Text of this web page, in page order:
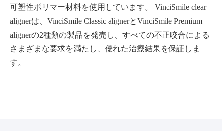
可塑性ポリマー材料を使用しています。 VinciSmile clear
alignerは、VinciSmile Classic alignerとVinciSmile Premium
alignerの2種類の製品を発売し、すべての不正咬合による
さまざまな要求を満たし、優れた治療結果を保証しま
す。